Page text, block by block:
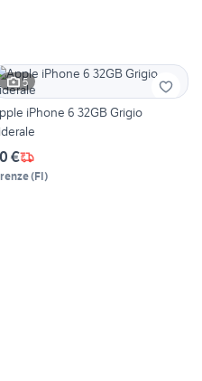
5
iPhone 6 32GB Grigio
€
(FI)